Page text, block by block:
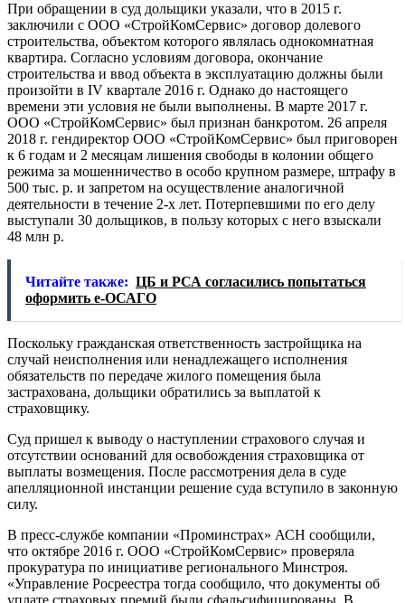
При обращении в суд дольщики указали, что в 2015 г.
заключили с ООО «СтройКомСервис» договор долевого
строительства, объектом которого являлась однокомнатная
квартира. Согласно условиям договора, окончание
строительства и ввод объекта в эксплуатацию должны были
произойти в IV квартале 2016 г. Однако до настоящего
времени эти условия не были выполнены. В марте 2017 г.
ООО «СтройКомСервис» был признан банкротом. 26 апреля
2018 г. гендиректор ООО «СтройКомСервис» был приговорен
к 6 годам и 2 месяцам лишения свободы в колонии общего
режима за мошенничество в особо крупном размере, штрафу в
500 тыс. р. и запретом на осуществление аналогичной
деятельности в течение 2-х лет. Потерпевшими по его делу
выступали 30 дольщиков, в пользу которых с него взыскали
48 млн р.
Читайте также: ЦБ и РСА согласились попытаться
оформить е-ОСАГО
Поскольку гражданская ответственность застройщика на
случай неисполнения или ненадлежащего исполнения
обязательств по передаче жилого помещения была
застрахована, дольщики обратились за выплатой к
страховщику.
Суд пришел к выводу о наступлении страхового случая и
отсутствии оснований для освобождения страховщика от
выплаты возмещения. После рассмотрения дела в суде
апелляционной инстанции решение суда вступило в законную
силу.
В пресс-службе компании «Проминстрах» АСН сообщили,
что октябре 2016 г. ООО «СтройКомСервис» проверяла
прокуратура по инициативе регионального Минстроя.
«Управление Росреестра тогда сообщило, что документы об